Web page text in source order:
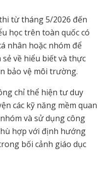
từ tháng 5/2026 đến
học trên toàn quốc có
nhân hoặc nhóm để
về hiểu biết và thực
bảo vệ môi trường.
chỉ thể hiện tư duy
các kỹ năng mềm quan
và sử dụng công
hợp với định hướng
bối cảnh giáo dục